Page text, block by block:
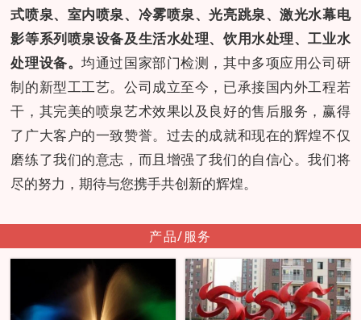
式喷泉、室内喷泉、冷雾喷泉、光亮跳泉、激光水幕电
影等系列喷泉设备及生活水处理、饮用水处理、工业水
处理设备。均通过国家部门检测，其中多项应用公司研
制的新型工工艺。公司成立至今，已承接国内外工程若
干，其完美的喷泉艺术效果以及良好的售后服务，赢得
了广大客户的一致赞誉。过去的成就和现在的辉煌不仅
磨练了我们的意志，而且增强了我们的自信心。我们将
尽的努力，期待与您携手共创新的辉煌。
产品/服务